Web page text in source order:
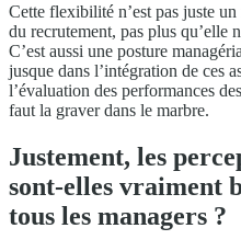
Cette flexibilité n’est pas juste
du recrutement, pas plus
C’est aussi une posture
jusque dans l’intégration de ces
l’évaluation des performances
faut la graver dans le marbre.
Justement, les
sont-elles vraiment
tous les managers ?